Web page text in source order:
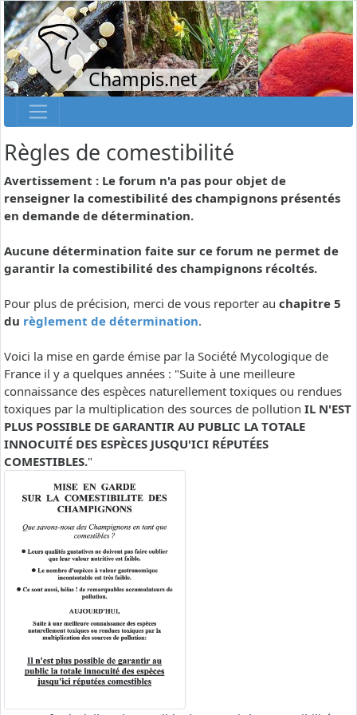
Champis.net
Règles de comestibilité
Avertissement : Le forum n'a pas pour objet de
renseigner la comestibilité des champignons présentés
en demande de détermination.
Aucune détermination faite sur ce forum ne permet de
garantir la comestibilité des champignons récoltés.
Pour plus de précision, merci de vous reporter au chapitre 5
du règlement de détermination.
Voici la mise en garde émise par la Société Mycologique de
France il y a quelques années : "Suite à une meilleure
connaissance des espèces naturellement toxiques ou rendues
toxiques par la multiplication des sources de pollution IL N'EST
PLUS POSSIBLE DE GARANTIR AU PUBLIC LA TOTALE
INNOCUITÉ DES ESPÈCES JUSQU'ICI RÉPUTÉES
COMESTIBLES."